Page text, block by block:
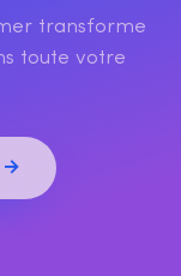
transforme
toute votre
→